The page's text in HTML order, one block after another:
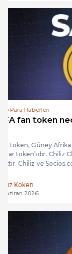
Kripto Para Haberleri
Orca coin
merkeziyetsiz
ORCA token ise
17 Haziran 2026